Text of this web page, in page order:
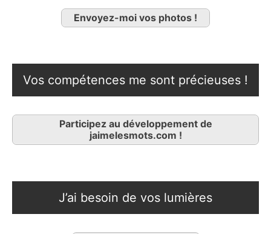
Envoyez-moi vos photos !
Vos compétences me sont précieuses !
Participez au développement de
jaimelesmots.com !
J’ai besoin de vos lumières